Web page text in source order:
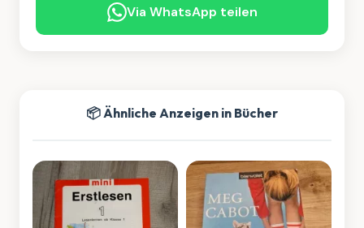
Via WhatsApp teilen
📦 Ähnliche Anzeigen in Bücher